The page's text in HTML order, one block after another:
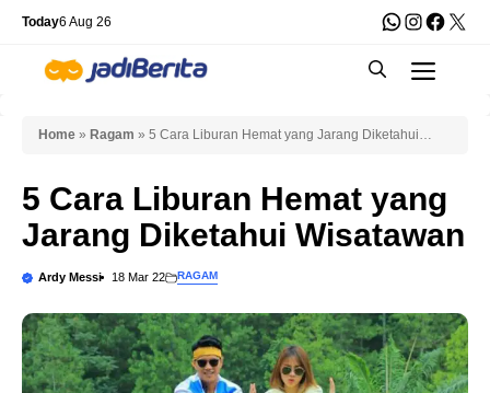
Skip
content
Today6 Aug 26 WhatsApp
X
Home » Ragam » 5 Cara Liburan Hemat yang Jarang Diketahui
5 Cara Liburan Hemat yang
Jarang Diketahui Wisatawan
Ardy Messi 18 Mar 22 RAGAM